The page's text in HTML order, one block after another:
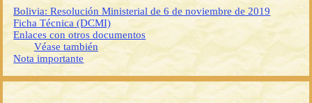
Bolivia: Resolución Ministerial de 6 de noviembre de 2019
Ficha Técnica (DCMI)
Enlaces con otros documentos
Véase también
Nota importante